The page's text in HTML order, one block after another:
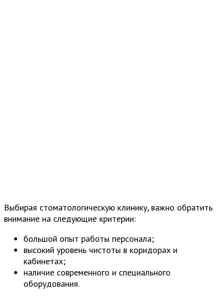
Выбирая стоматологическую клинику, важно обратить
внимание на следующие критерии:
большой опыт работы персонала;
высокий уровень чистоты в коридорах и
кабинетах;
наличие современного и специального
оборудования.